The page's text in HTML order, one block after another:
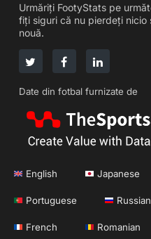
Urmăriți FootyStats pe
fiți siguri că nu pierdeți
nouă.
Date din fotbal furnizate de
English Japanese
Portuguese Russian
French Romanian